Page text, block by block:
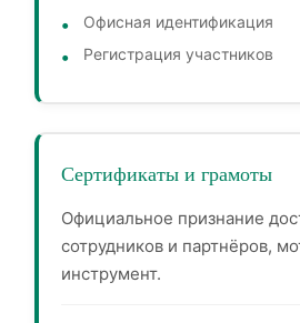
Офисная идентификация
Регистрация участников
Сертификаты и грамоты
Официальное признание
сотрудников и партнёров,
инструмент.